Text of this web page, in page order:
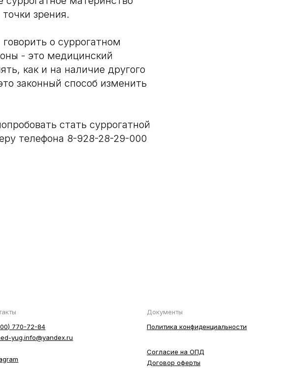
зрения.
о суррогатном
- это медицинский
как и на наличие другого
законный способ изменить
стать суррогатной
телефона 8-928-28-29-000
Договор оферты
Согласие на ОПД
Политика конфиденциальности
Документы
yug.info@yandex.ru
770-72-84